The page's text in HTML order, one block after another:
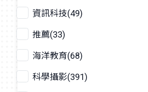
資訊科技(49)
推薦(33)
海洋教育(68)
科學攝影(391)